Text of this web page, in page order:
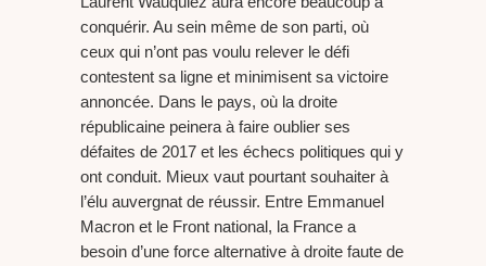
conquérir. Au sein même de son parti, où
ceux qui n’ont pas voulu relever le défi
contestent sa ligne et minimisent sa victoire
annoncée. Dans le pays, où la droite
républicaine peinera à faire oublier ses
défaites de 2017 et les échecs politiques qui y
ont conduit. Mieux vaut pourtant souhaiter à
l’élu auvergnat de réussir. Entre Emmanuel
Macron et le Front national, la France a
besoin d’une force alternative à droite faute de